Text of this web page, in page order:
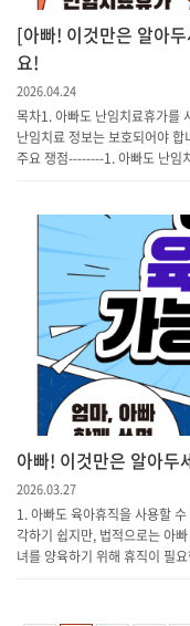
[아빠! 이것만은 알아
요!
2026.04.24
목차1. 아빠도 난임치료휴가를
난임치료 정보는 보호되어야
주요 쟁점--------1. 아빠도 난임
아빠! 이것만은 알아두
2026.03.27
1. 아빠도 육아휴직을 사용할
각하기 쉽지만, 법적으로는 아
녀를 양육하기 위해 휴직이 필